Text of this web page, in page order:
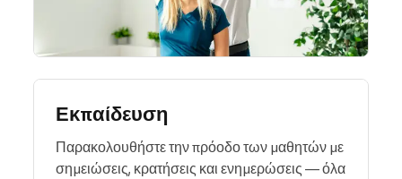
Εκπαίδευση
Παρακολουθήστε την πρόοδο των μαθητών με
σημειώσεις, κρατήσεις και ενημερώσεις — όλα